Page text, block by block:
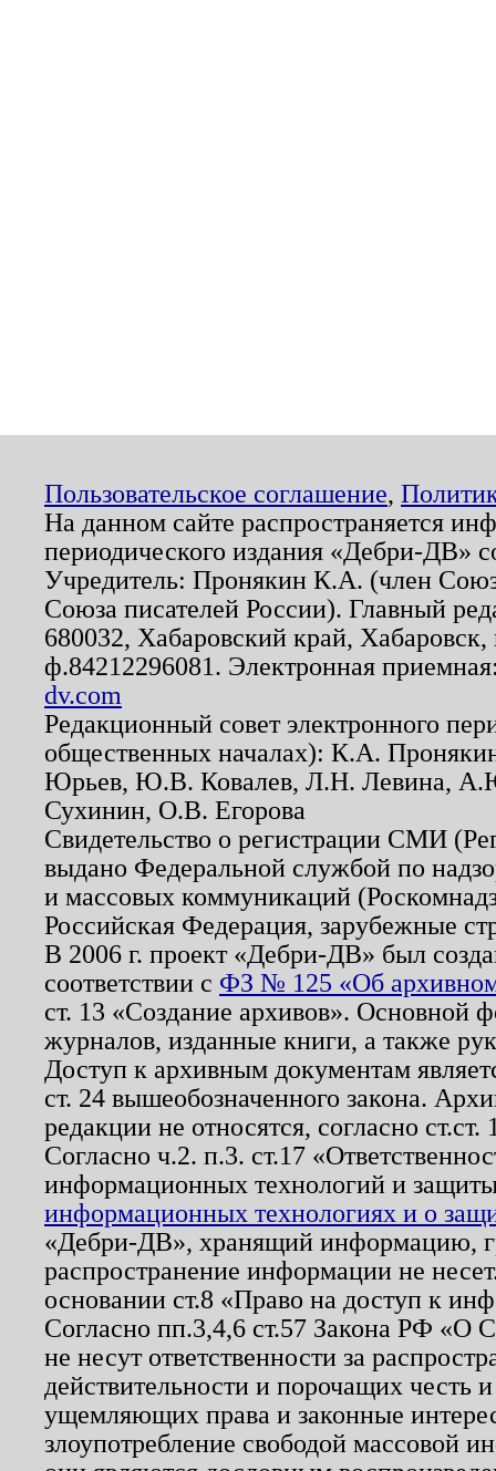
Пользовательское соглашение,
На данном сайте распространяется
периодического издания «Дебри-ДВ»
Учредитель: Пронякин К.А. (член
Союза писателей России). Главный
680032, Хабаровский край,
ф.84212296081. Электронная
dv.com
Редакционный совет электронного
общественных началах): К.А.
Юрьев, Ю.В. Ковалев, Л.Н. Левина,
Сухинин, О.В. Егорова
Свидетельство о регистрации СМИ
выдано Федеральной службой по
и массовых коммуникаций
Российская Федерация, зарубежные
В 2006 г. проект «Дебри-ДВ» был
соответствии с ФЗ № 125 «Об
ст. 13 «Создание архивов». Основной
журналов, изданные книги, а также
Доступ к архивным документам
ст. 24 вышеобозначенного закона.
редакции не относятся, согласно
Согласно ч.2. п.3. ст.17
информационных технологий и
информационных технологиях и о
«Дебри-ДВ», хранящий информацию,
распространение информации не
основании ст.8 «Право на доступ к
Согласно пп.3,4,6 ст.57 Закона РФ «О
не несут ответственности за
действительности и порочащих честь
ущемляющих права и законные
злоупотребление свободой массовой